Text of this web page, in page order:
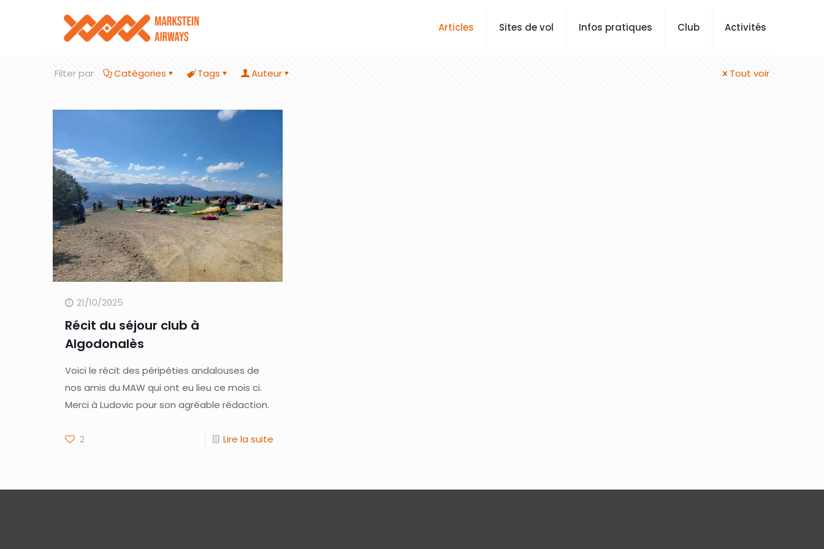
Articles Sites de vol Infos pratiques Club Activités
Filter par Catégories Tags Auteur Tout voir
21/10/2025
Récit du séjour club à
Algodonalès
Voici le récit des péripéties andalouses de
nos amis du MAW qui ont eu lieu ce mois ci.
Merci à Ludovic pour son agréable rédaction.
2 Lire la suite